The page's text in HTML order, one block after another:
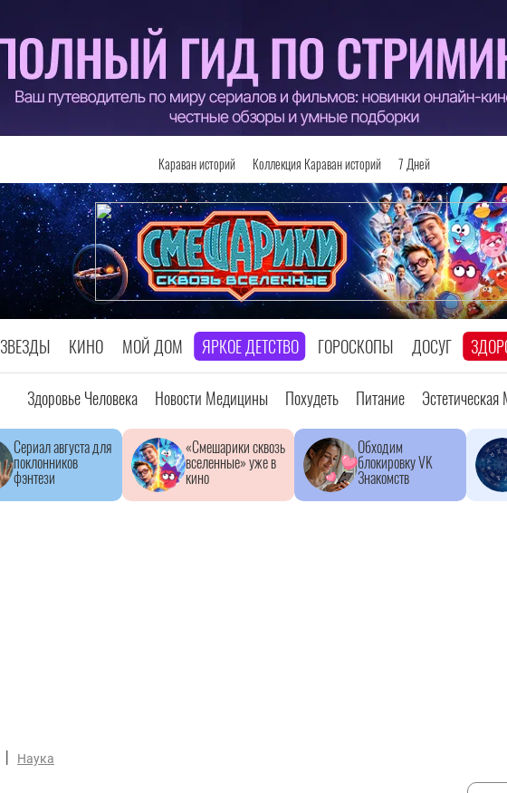
Караван историй Коллекция Караван историй 7 Дней
ЗВЕЗДЫ КИНО МОЙ ДОМ ЯРКОЕ ДЕТСТВО ГОРОСКОПЫ ДОСУГ
Здоровье Человека Новости Медицины Похудеть Питание
Сериал августа для
поклонников
фэнтези
«Смешарики сквозь
вселенные» уже в
кино
Обходим
блокировку VK
Знакомств
| Наука